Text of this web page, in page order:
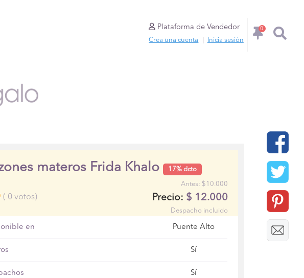
Plataforma de Vendedor
Crea una cuenta Inicia sesión
0
materos Frida Khalo 17% dcto
( 0 votos)
Antes: $10.000
Precio: $ 12.000
Despacho incluido
en Puente Alto
Sí
Sí